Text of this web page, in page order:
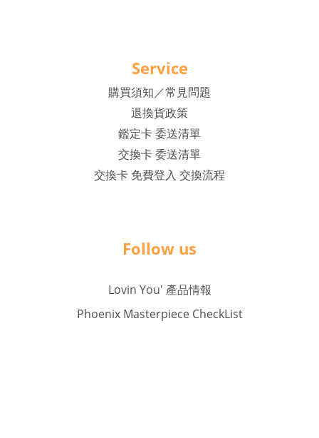
Service
購買須知／常見問題
退換貨政策
鑑定卡 委送清單
交換卡 委送清單
交換卡 免費登入 交換流程
Follow us
Lovin You' 產品情報
Phoenix Masterpiece CheckList